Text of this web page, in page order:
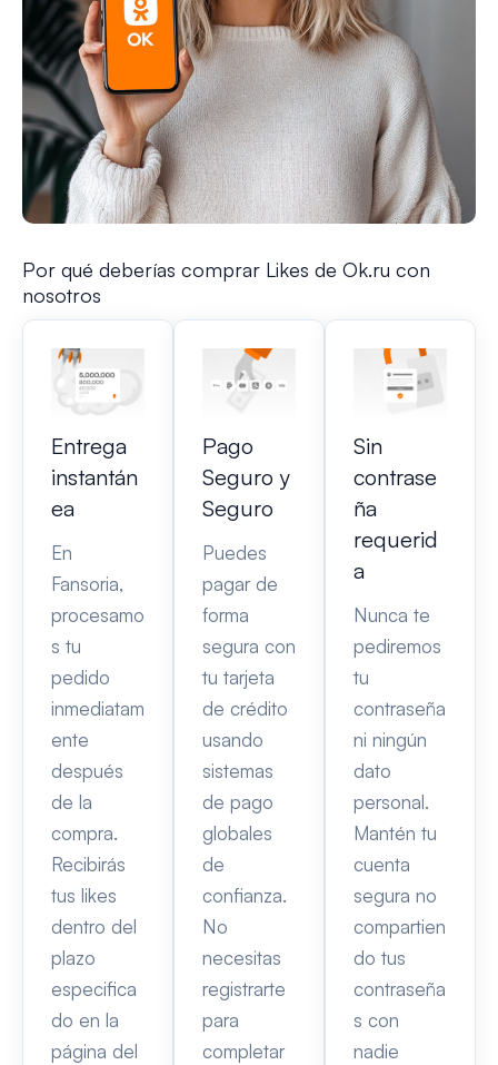
Por qué deberías comprar Likes de Ok.ru con
nosotros
Entrega
instantán
ea
En
Fansoria,
procesamo
s tu
pedido
inmediatam
ente
después
de la
compra.
Recibirás
tus likes
dentro del
plazo
especifica
do en la
página del
Pago
Seguro y
Seguro
Puedes
pagar de
forma
segura con
tu tarjeta
de crédito
usando
sistemas
de pago
globales
de
confianza.
No
necesitas
registrarte
para
completar
Sin
contrase
ña
requerid
a
Nunca te
pediremos
tu
contraseña
ni ningún
dato
personal.
Mantén tu
cuenta
segura no
compartien
do tus
contraseña
s con
nadie